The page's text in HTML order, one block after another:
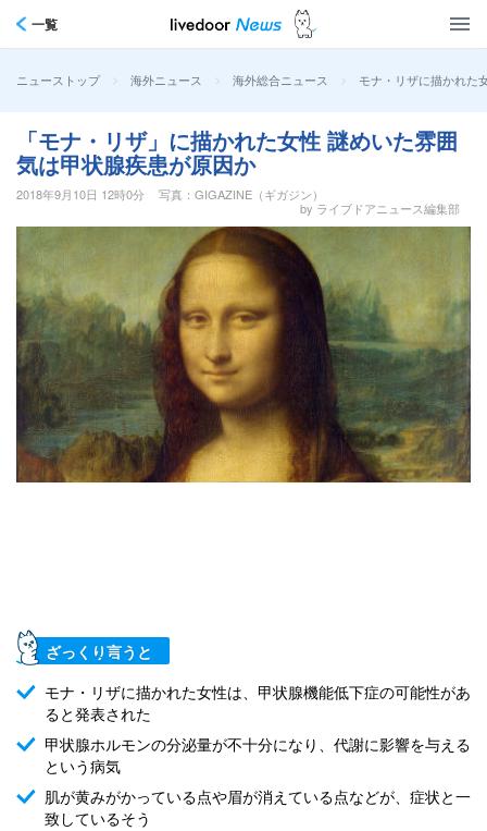
一覧
ニューストップ > 海外ニュース > 海外総合ニュース > モナ・リザに描かれた
「モナ・リザ」に描かれた女性 謎めいた雰囲
気は甲状腺疾患が原因か
2018年9月10日 12時0分
写真：GIGAZINE（ギガジン）
by ライブドアニュース編集部
ざっくり言うと
モナ・リザに描かれた女性は、甲状腺機能低下症の可能性があ
ると発表された
甲状腺ホルモンの分泌量が不十分になり、代謝に影響を与える
という病気
肌が黄みがかっている点や眉が消えている点などが、症状と一
致しているそう